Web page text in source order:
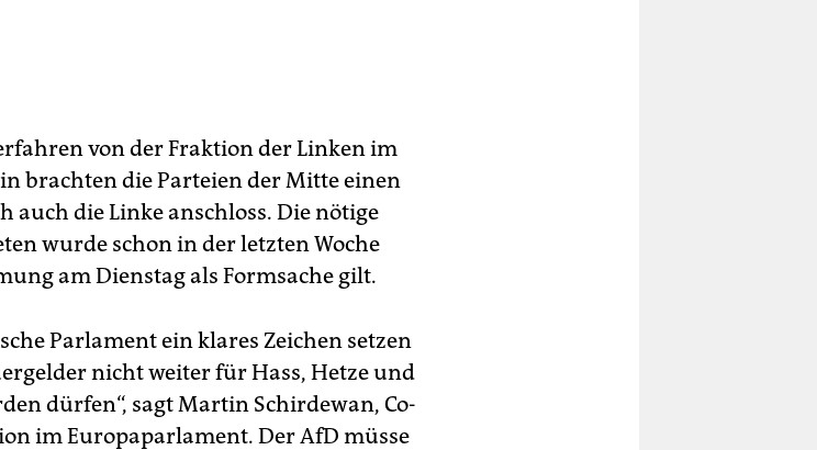
von der Fraktion der Linken im
brachten die Parteien der Mitte einen
auch die Linke anschloss. Die nötige
wurde schon in der letzten Woche
am Dienstag als Formsache gilt.
Parlament ein klares Zeichen setzen
nicht weiter für Hass, Hetze und
dürfen“, sagt Martin Schirdewan, Co-
im Europaparlament. Der AfD müsse